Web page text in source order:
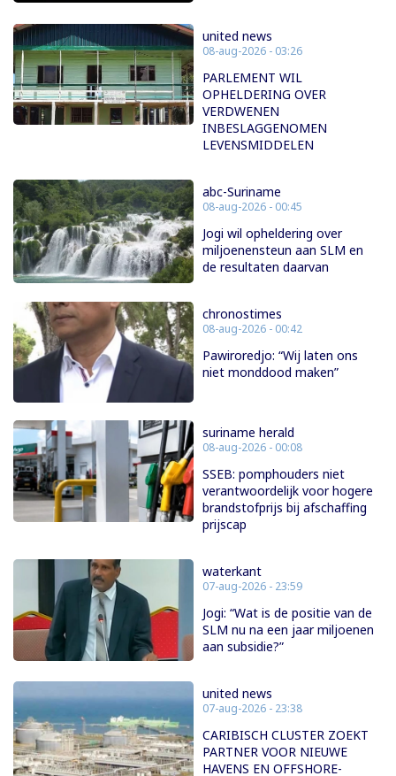
united news
08-aug-2026 - 03:26
PARLEMENT WIL
OPHELDERING OVER
VERDWENEN
INBESLAGGENOMEN
LEVENSMIDDELEN
abc-Suriname
08-aug-2026 - 00:45
Jogi wil opheldering over
miljoenensteun aan SLM en
de resultaten daarvan
chronostimes
08-aug-2026 - 00:42
Pawiroredjo: “Wij laten ons
niet monddood maken”
suriname herald
08-aug-2026 - 00:08
SSEB: pomphouders niet
verantwoordelijk voor hogere
brandstofprijs bij afschaffing
prijscap
waterkant
07-aug-2026 - 23:59
Jogi: “Wat is de positie van de
SLM nu na een jaar miljoenen
aan subsidie?”
united news
07-aug-2026 - 23:38
CARIBISCH CLUSTER ZOEKT
PARTNER VOOR NIEUWE
HAVENS EN OFFSHORE-